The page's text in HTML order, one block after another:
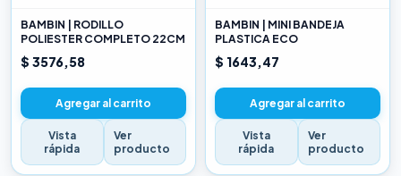
BAMBIN | RODILLO
POLIESTER COMPLETO 22CM
$ 3576,58
Agregar al carrito
Vista
rápida
Ver
producto
BAMBIN | MINI BANDEJA
PLASTICA ECO
$ 1643,47
Agregar al carrito
Vista
rápida
Ver
producto